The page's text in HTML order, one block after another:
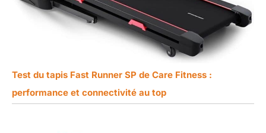
Test du tapis Fast Runner SP de Care Fitness :
performance et connectivité au top